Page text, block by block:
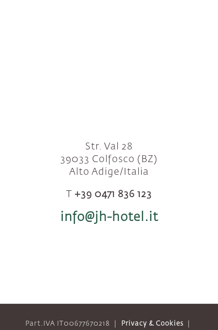
Str. Val 28
39033 Colfosco (BZ)
Alto Adige/Italia
+39 0471 836 123
info@jh-hotel.it
Part.IVA IT00677670218 Privacy & Cookies